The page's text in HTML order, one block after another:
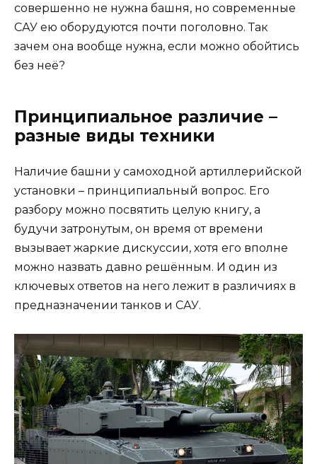
совершенно не нужна башня, но современные
САУ ею оборудуются почти поголовно. Так
зачем она вообще нужна, если можно обойтись
без неё?
Принципиальное различие –
разные виды техники
Наличие башни у самоходной артиллерийской
установки – принципиальный вопрос. Его
разбору можно посвятить целую книгу, а
будучи затронутым, он время от времени
вызывает жаркие дискуссии, хотя его вполне
можно назвать давно решённым. И один из
ключевых ответов на него лежит в различиях в
предназначении танков и САУ.